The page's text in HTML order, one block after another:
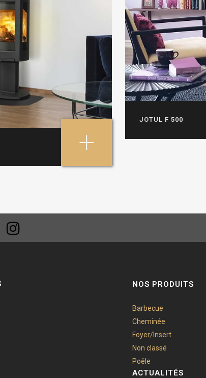
+
JOTUL F 500
NOS PRODUITS
Barbecue
Cheminée
Foyer/Insert
Non classé
Poêle
ACTUALITÉS